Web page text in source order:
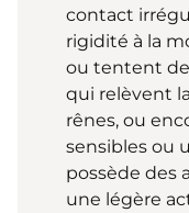
contact
rigidité à la
ou tentent de
qui relèvent
rênes, ou
sensibles ou
possède des
une légère